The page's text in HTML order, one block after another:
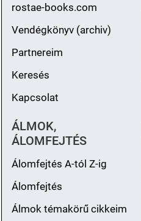
rostae-books.com
Vendégkönyv (archiv)
Partnereim
Keresés
Kapcsolat
ÁLMOK,
ÁLOMFEJTÉS
Álomfejtés A-tól Z-ig
Álomfejtés
Álmok témakörű cikkeim